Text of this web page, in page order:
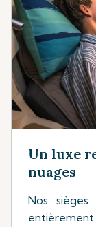
Un luxe
nuages
Nos sièges
entièrement